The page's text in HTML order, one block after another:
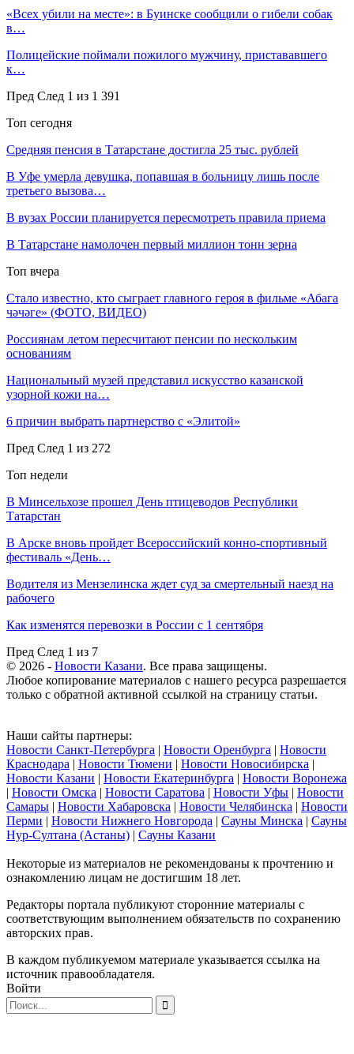
«Всех убили на месте»: в Буинске сообщили о гибели собак
в…
Полицейские поймали пожилого мужчину, пристававшего
к…
Пред След 1 из 1 391
Топ сегодня
Средняя пенсия в Татарстане достигла 25 тыс. рублей
В Уфе умерла девушка, попавшая в больницу лишь после
третьего вызова…
В вузах России планируется пересмотреть правила приема
В Татарстане намолочен первый миллион тонн зерна
Топ вчера
Стало известно, кто сыграет главного героя в фильме «Абага
чәчәге» (ФОТО, ВИДЕО)
Россиянам летом пересчитают пенсии по нескольким
основаниям
Национальный музей представил искусство казанской
узорной кожи на…
6 причин выбрать партнерство с «Элитой»
Пред След 1 из 272
Топ недели
В Минсельхозе прошел День птицеводов Республики
Татарстан
В Арске вновь пройдет Всероссийский конно-спортивный
фестиваль «День…
Водителя из Мензелинска ждет суд за смертельный наезд на
рабочего
Как изменятся перевозки в России с 1 сентября
Пред След 1 из 7
© 2026 - Новости Казани. Все права защищены.
Любое копирование материалов с нашего ресурса разрешается
только с обратной активной ссылкой на страницу статьи.
Наши сайты партнеры:
Новости Санкт-Петербурга | Новости Оренбурга | Новости
Краснодара | Новости Тюмени | Новости Новосибирска |
Новости Казани | Новости Екатеринбурга | Новости Воронежа
| Новости Омска | Новости Саратова | Новости Уфы | Новости
Самары | Новости Хабаровска | Новости Челябинска | Новости
Перми | Новости Нижнего Новгорода | Сауны Минска | Сауны
Нур-Султана (Астаны) | Сауны Казани
Некоторые из материалов не рекомендованы к прочтению и
ознакомлению лицам не достигшим 18 лет.
Редакторы портала публикуют сторонние материалы с
соответствующим выполнением обязательств по сохранению
авторских прав.
В каждом публикуемом материале указывается ссылка на
источник правообладателя.
Войти